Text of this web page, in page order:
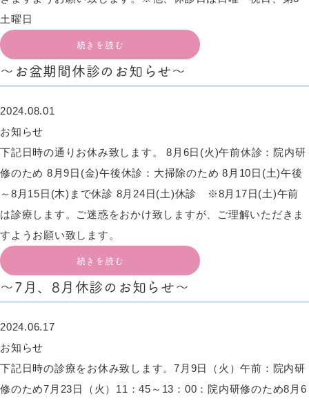
土曜日
続きを読む
～お盆期間休診のお知らせ～
2024.08.01
お知らせ
下記日時の通りお休み致します。 8月6日(火)午前休診：院内研
修のため 8月9日(金)午後休診：大掃除のため 8月10日(土)午後
～8月15日(木)まで休診 8月24日(土)休診 ※8月17日(土)午前
は診療します。ご迷惑をおかけ致しますが、ご理解いただきま
すようお願い致します。
続きを読む
～7月、8月休診のお知らせ～
2024.06.17
お知らせ
下記日時の診療をお休み致します。7月9日（火）午前：院内研
修のため7月23日（火）11：45～13：00：院内研修のため8月6